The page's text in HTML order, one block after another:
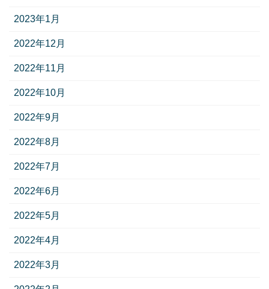
2023年1月
2022年12月
2022年11月
2022年10月
2022年9月
2022年8月
2022年7月
2022年6月
2022年5月
2022年4月
2022年3月